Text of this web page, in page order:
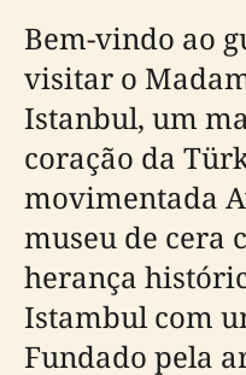
Bem-vindo ao
visitar o
Istanbul, um
coração da
movimentada
museu de cera
herança
Istambul com
Fundado pela